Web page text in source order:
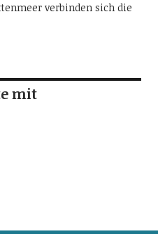
verbinden sich die
mit